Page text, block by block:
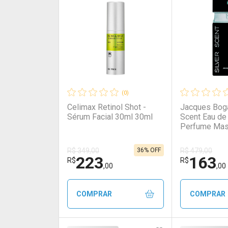
(0)
Celimax Retinol Shot -
Sérum Facial 30ml 30ml
R$ 349,00
R$223,00
36% OFF
COMPRAR
Jacques
Scent Eau
Perfume
R$ 479,00
R$163,00
COMPRAR